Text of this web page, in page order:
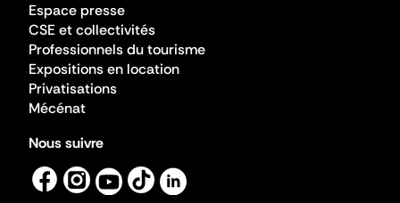
Espace presse
CSE et collectivités
Professionnels du tourisme
Expositions en location
Privatisations
Mécénat
Nous suivre